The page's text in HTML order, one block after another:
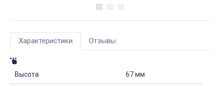
Характеристики Отзывы
Высота 67 мм